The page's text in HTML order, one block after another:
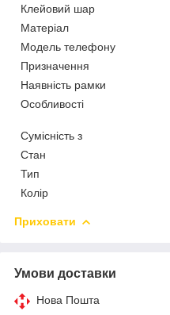
Клейовий шар
Матеріал
Модель телефону
Призначення
Наявність рамки
Особливості
Сумісність з
Стан
Тип
Колір
Приховати
Умови доставки
Нова Пошта